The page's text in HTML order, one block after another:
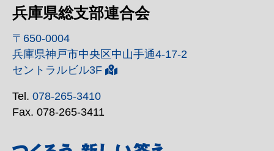
兵庫県総支部連合会
〒650-0004
兵庫県神戸市中央区中山手通4-17-2
セントラルビル3F
Tel. 078-265-3410
Fax. 078-265-3411